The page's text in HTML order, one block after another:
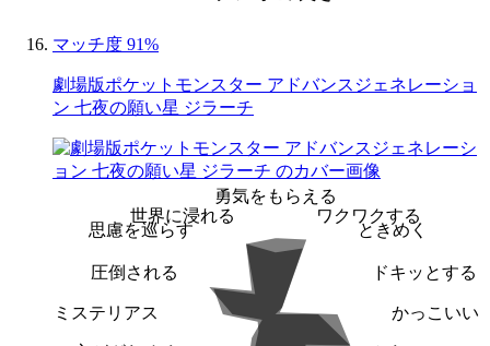
マッチ度 91%
劇場版ポケットモンスター アドバンスジェネレーショ
ン 七夜の願い星 ジラーチ
勇気をもらえる
ワクワクする
ときめく
ドキッとする
かっこいい
ミステリアス
圧倒される
思慮を巡らす
世界に浸れる